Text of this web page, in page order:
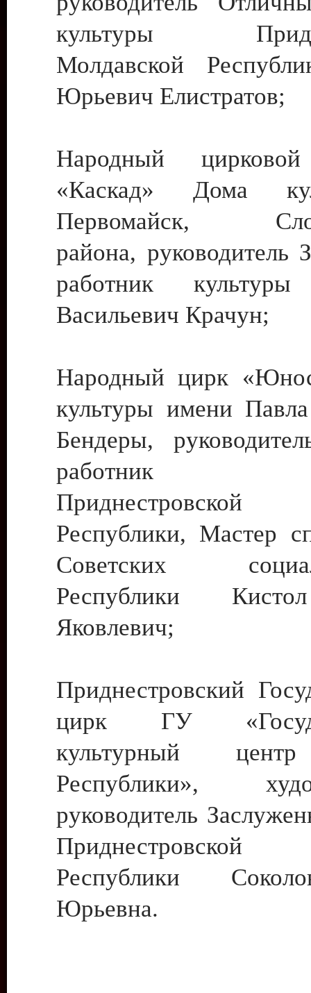
культуры
Молдавской
Юрьевич Елистратов;
Народный цирковой
«Каскад» Дома
Первомайск,
района, руководитель
работник культуры
Васильевич Крачун;
Народный цирк
культуры имени
Бендеры,
работник
Приднестровской
Республики, Мастер
Советских
Республики
Яковлевич;
Приднестровский
цирк ГУ
культурный
Республики»,
руководитель
Приднестровской
Республики
Юрьевна.